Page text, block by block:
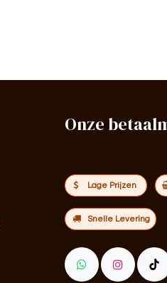
Onze
Lage Prijzen
Snelle Levering